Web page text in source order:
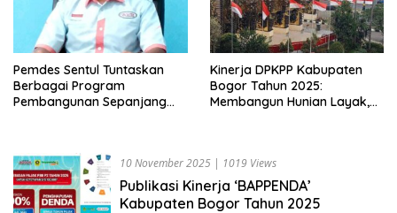
Pemdes Sentul Tuntaskan
Berbagai Program
Pembangunan Sepanjang
Kinerja DPKPP Kabupaten
Bogor Tahun 2025:
Membangun Hunian Layak,
10 November 2025 | 1019 Views
Publikasi Kinerja ‘BAPPENDA’
Kabupaten Bogor Tahun 2025